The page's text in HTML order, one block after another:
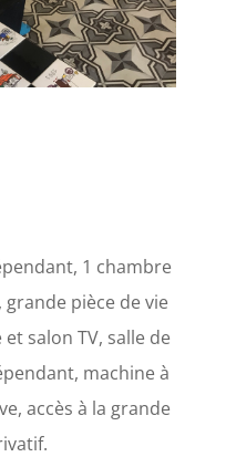
1 chambre
grande pièce de vie
salon TV, salle de
machine à
accès à la grande